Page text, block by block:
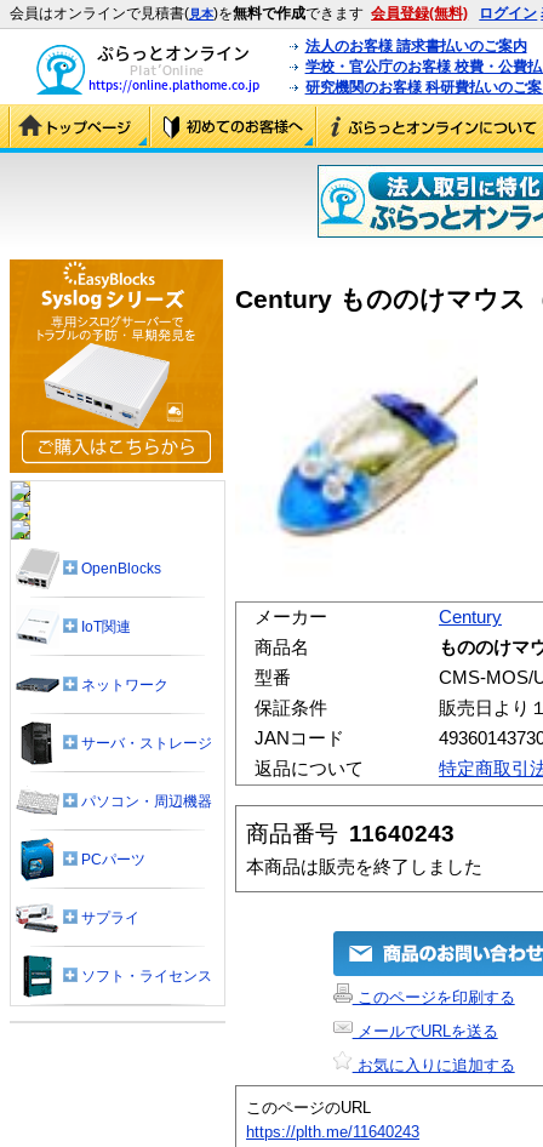
会員はオンラインで見積書(見本)を無料で作成できます 会員登録(無料) ログイン
法人のお客様 請求書払いのご案内
学校・官公庁のお客様 校費・公費
研究機関のお客様 科研費払いのご
Century もののけマウス
メーカー
Century
商品名
もののけマ
型番
CMS-MOS/
保証条件
販売日より
JANコード
返品について
特定商取引
商品番号 11640243
本商品は販売を終了しました
このページを印刷する
メールでURLを送る
お気に入りに追加する
このページのURL
https://plth.me/11640243
OpenBlocks
IoT関連
ネットワーク
サーバ・ストレージ
パソコン・周辺機器
PCパーツ
サプライ
ソフト・ライセンス